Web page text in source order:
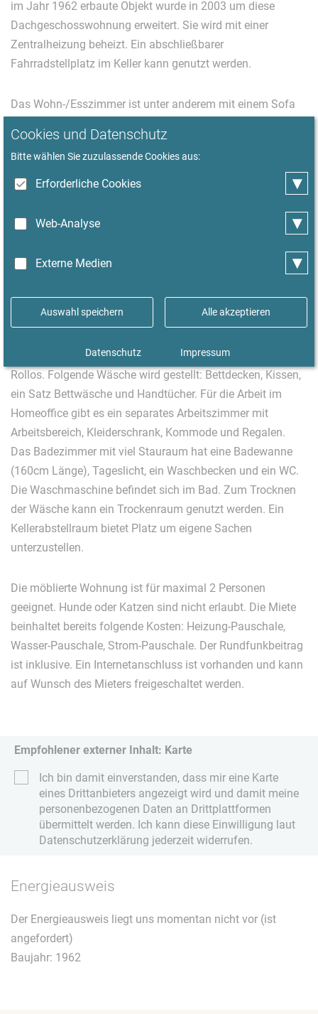
im Jahr 1962 erbaute Objekt wurde in 2003 um diese
Dachgeschosswohnung erweitert. Sie wird mit einer
Zentralheizung beheizt. Ein abschließbarer
Fahrradstellplatz im Keller kann genutzt werden.
Das Wohn-/Esszimmer ist unter anderem mit einem Sofa
sowie einem 32-Zoll-Flat-TV mit DVBT2 Anschluss
ausgestattet. Die offene Küche ist in den Wohnbereich
integriert. Sie ist mit einem Backofen mit
einer Spülmaschine und einem Kühlschrank mit
Gefrierfach ausgestattet. Auch Essgeschirr, Kochgeschirr
und nützliche Kleingeräte sind vorhanden.
Eine offene Treppe im Wohnzimmer führt in den
Spitzboden. Dort befindet sich das Schlafzimmer mit
Matratzen. Das helle Schlafzimmer hat Dachfenster mit
Rollos. Folgende Wäsche wird gestellt: Bettdecken, Kissen,
ein Satz Bettwäsche und Handtücher. Für die Arbeit im
Homeoffice gibt es ein separates Arbeitszimmer mit
Arbeitsbereich, Kleiderschrank, Kommode und Regalen.
Das Badezimmer mit viel Stauraum hat eine Badewanne
(160cm Länge), Tageslicht, ein Waschbecken und ein WC.
Die Waschmaschine befindet sich im Bad. Zum Trocknen
der Wäsche kann ein Trockenraum genutzt werden. Ein
Kellerabstellraum bietet Platz um eigene Sachen
unterzustellen.
Die möblierte Wohnung ist für maximal 2 Personen
geeignet. Hunde oder Katzen sind nicht erlaubt. Die Miete
beinhaltet bereits folgende Kosten: Heizung-Pauschale,
Wasser-Pauschale, Strom-Pauschale. Der Rundfunkbeitrag
ist inklusive. Ein Internetanschluss ist vorhanden und kann
auf Wunsch des Mieters freigeschaltet werden.
Empfohlener externer Inhalt: Karte
Ich bin damit einverstanden, dass mir eine Karte
eines Drittanbieters angezeigt wird und damit meine
personenbezogenen Daten an Drittplattformen
übermittelt werden. Ich kann diese Einwilligung laut
Datenschutzerklärung jederzeit widerrufen.
Energieausweis
Der Energieausweis liegt uns momentan nicht vor (ist
angefordert)
Baujahr: 1962
Cookies und Datenschutz
Bitte wählen Sie zuzulassende Cookies aus:
Erforderliche Cookies ▾
Web-Analyse ▾
Externe Medien ▾
Auswahl speichern Alle akzeptieren
Datenschutz Impressum